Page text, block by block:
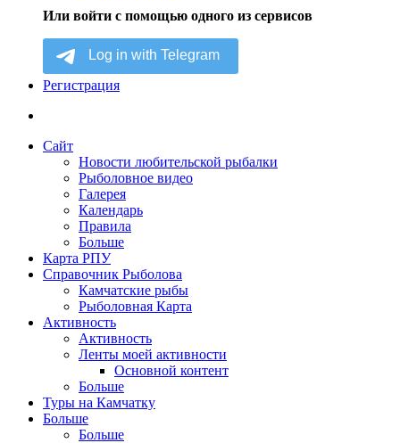
Или войти с помощью одного из сервисов
Регистрация
Сайт
Новости любительской рыбалки
Рыболовное видео
Галерея
Календарь
Правила
Больше
Карта РПУ
Справочник Рыболова
Камчатские рыбы
Рыболовная Карта
Активность
Активность
Ленты моей активности
Основной контент
Больше
Туры на Камчатку
Больше
Больше